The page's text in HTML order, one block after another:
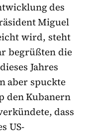
des
Miguel
wird, steht
begrüßten die
Jahres
aber spuckte
den Kubanern
dass
US-